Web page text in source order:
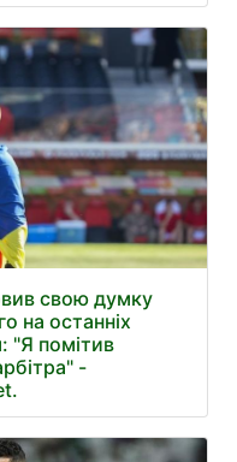
свою думку
на останніх
"Я помітив
-